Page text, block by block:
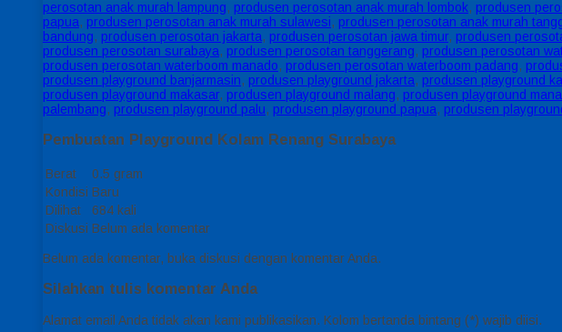
perosotan anak murah lampung, produsen perosotan anak murah lombok, produsen
papua, produsen perosotan anak murah sulawesi, produsen perosotan anak murah
bandung, produsen perosotan jakarta, produsen perosotan jawa timur, produsen
produsen perosotan surabaya, produsen perosotan tanggerang, produsen perosotan
produsen perosotan waterboom manado, produsen perosotan waterboom padang,
produsen playground banjarmasin, produsen playground jakarta, produsen playground
produsen playground makasar, produsen playground malang, produsen playground
palembang, produsen playground palu, produsen playground papua, produsen
Pembuatan Playground Kolam Renang Surabaya
Berat
0.5 gram
Kondisi Baru
Dilihat
684 kali
Diskusi Belum ada komentar
Belum ada komentar, buka diskusi dengan komentar Anda.
Silahkan tulis komentar Anda
Alamat email Anda tidak akan kami publikasikan. Kolom bertanda bintang (*) wajib diisi.